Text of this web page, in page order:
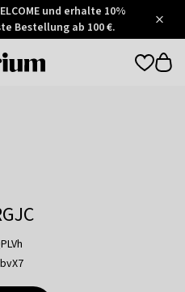
und erhalte 10%
Bestellung ab 100 €.
Otrium